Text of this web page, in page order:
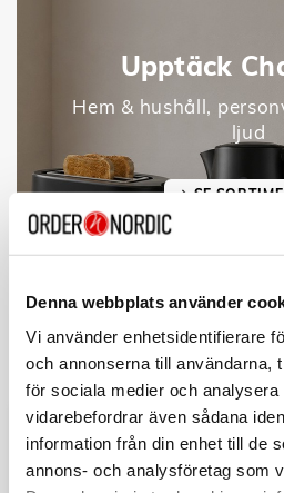
Denna webbplats använder
Vi använder enhetsidentifierare
och annonserna till användarna,
för sociala medier och
vidarebefordrar även sådana
information från din enhet till de
annons- och analysföretag som
Upptäck
Hem & hushåll,
ljud
SE